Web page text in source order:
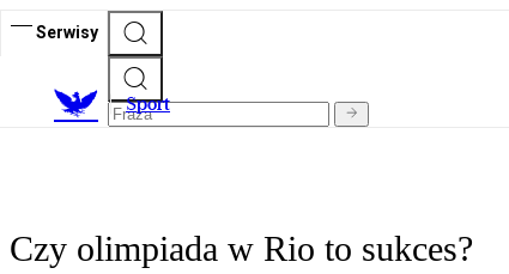
Serwisy
Sport
Czy olimpiada w Rio to sukces?